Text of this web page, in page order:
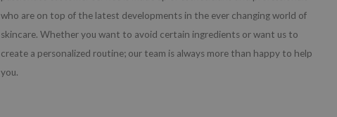
who are on top of the latest developments in the ever changing world of
skincare. Whether you want to avoid certain ingredients or want us to
create a personalized routine; our team is always more than happy to help
you.